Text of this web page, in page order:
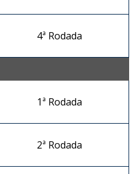
4ª Rodada
1ª Rodada
2ª Rodada